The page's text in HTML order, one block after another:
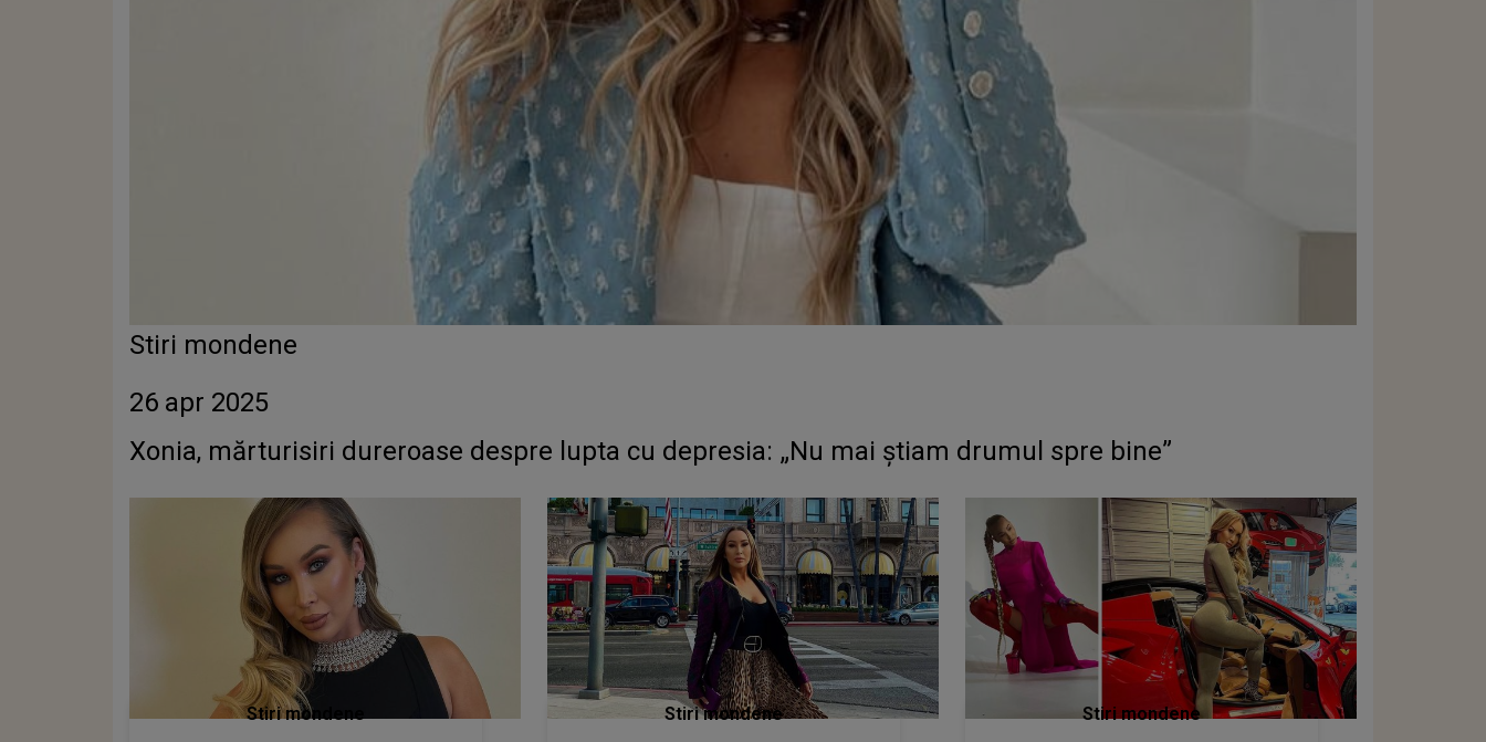
Stiri mondene
26 apr 2025
Xonia, mărturisiri dureroase despre lupta cu depresia: „Nu mai știam drumul spre bine”
Stiri mondene Stiri mondene Stiri mondene